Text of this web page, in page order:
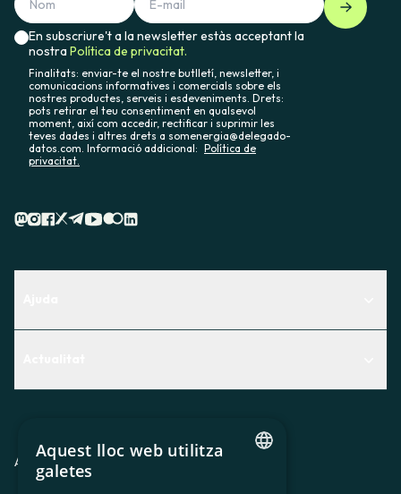
En subscriure't a la newsletter estàs acceptant la
nostraPolítica de privacitat.
Finalitats: enviar-te el nostre butlletí, newsletter, i
comunicacions informatives i comercials sobre els
nostres productes, serveis i esdeveniments. Drets:
pots retirar el teu consentiment en qualsevol
moment, així com accedir, rectificar i suprimir les
teves dades i altres drets a somenergia@delegado-
datos.com. Informació addicional: Política de
privacitat.
Premsa
Avis legal Política de privacitatPolítica de cookies
Aquest lloc web utilitza
galetes